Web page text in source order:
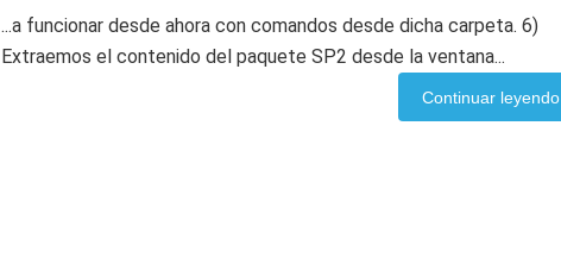
...a funcionar desde ahora con comandos desde dicha carpeta. 6)
Extraemos el contenido del paquete SP2 desde la ventana...
Continuar leyendo